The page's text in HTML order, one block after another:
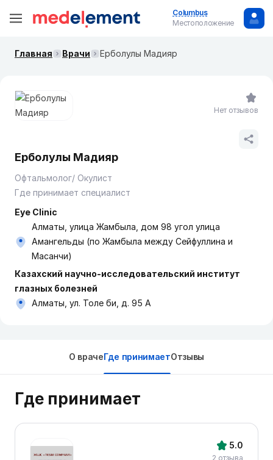
Columbus
Местоположение
Главная Врачи Ерболулы Мадияр
Ерболулы Мадияр
Офтальмолог/ Окулист
Где принимает специалист
Eye Clinic
Алматы, улица Жамбыла, дом 98 угол улица
Амангельды (по Жамбыла между Сейфуллина и
Масанчи)
Казахский научно-исследовательский институт
глазных болезней
Алматы, ул. Толе би, д. 95 А
Нет отзывов
О врачеГде принимаетОтзывы
Где принимает
5.0
2 отзыва